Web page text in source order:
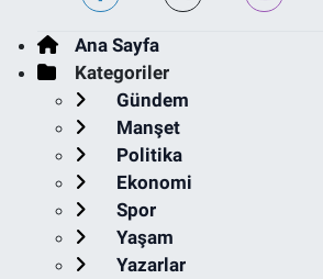
Ana Sayfa
Kategoriler
Gündem
Manşet
Politika
Ekonomi
Spor
Yaşam
Yazarlar